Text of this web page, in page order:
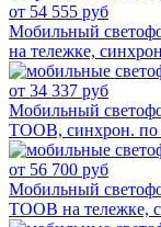
от 54 555 руб
Мобильный
на тележке,
от 34 337 руб
Мобильный
ТООВ, синхрон. по
от 56 700 руб
Мобильный
ТООВ на тележке,